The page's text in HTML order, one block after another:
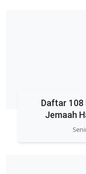
Daftar 108
Jemaah